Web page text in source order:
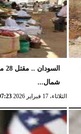
شمال...
الثلاثاء، 17 فبراير 2026 07:23